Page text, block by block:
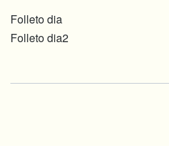
Folleto dia
Folleto dia2